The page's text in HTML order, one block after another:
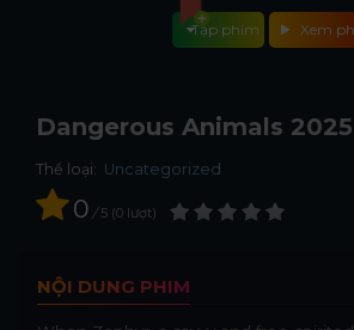
Xem
Tập phim
Dangerous Animals 2025
Thể loại: Uncategorized
0 / 5 0 lượt
NỘI DUNG PHIM